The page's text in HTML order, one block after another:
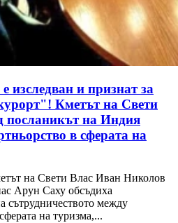
изследван и признат за
Кметът на Свети
посланикът на Индия
в сферата на
на Свети Влас Иван Николов
Арун Саху обсъдиха
сътрудничеството между
на туризма,...